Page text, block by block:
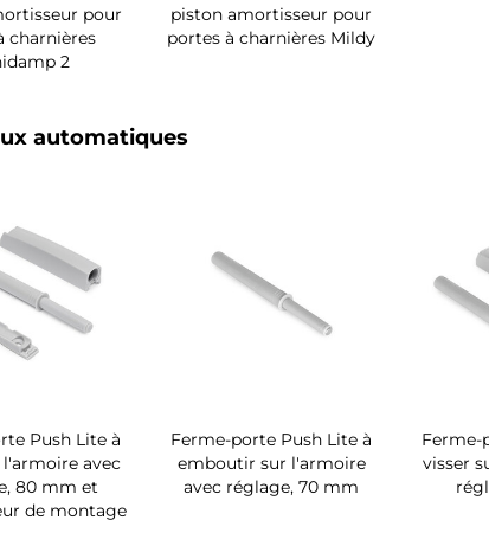
pour
charnières
2
piston amortisseur pour
portes à charnières Mildy
automatiques
Push Lite à
l'armoire avec
80 mm et
de montage
Ferme-porte Push Lite à
emboutir sur l'armoire
avec réglage, 70 mm
Ferme-
visser